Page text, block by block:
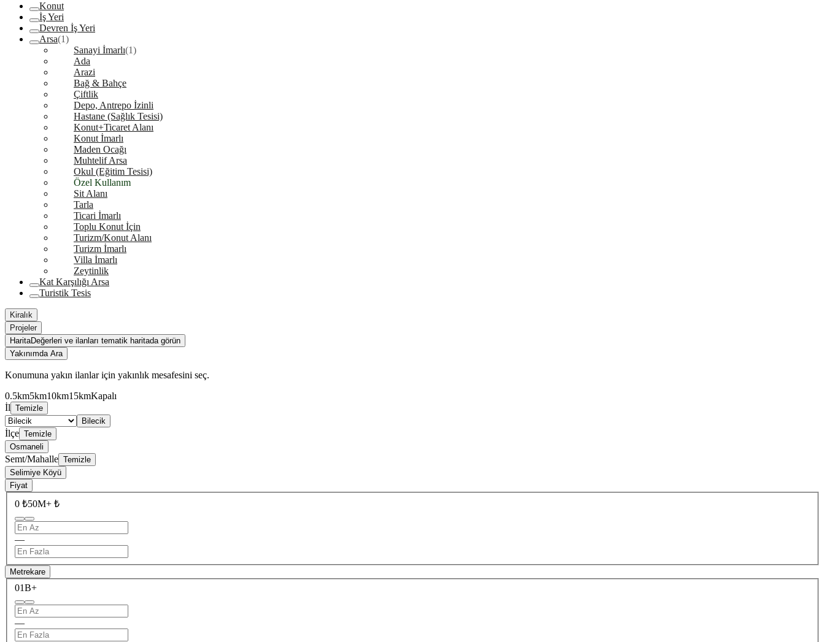
Konut
İş Yeri
Devren İş Yeri
Arsa(1)
Sanayi İmarlı(1)
Ada
Arazi
Bağ & Bahçe
Çiftlik
Depo, Antrepo İzinli
Hastane (Sağlık Tesisi)
Konut+Ticaret Alanı
Konut İmarlı
Maden Ocağı
Muhtelif Arsa
Okul (Eğitim Tesisi)
Özel Kullanım
Sit Alanı
Tarla
Ticari İmarlı
Toplu Konut İçin
Turizm/Konut Alanı
Turizm İmarlı
Villa İmarlı
Zeytinlik
Kat Karşılığı Arsa
Turistik Tesis
Kiralık
Projeler
HaritaDeğerleri ve ilanları tematik haritada görün
Yakınımda Ara
Konumuna yakın ilanlar için yakınlık mesafesini seç.
0.5km5km10km15kmKapalı
İl Temizle
Bilecik
İlçe Temizle
Osmaneli
Semt/Mahalle Temizle
Selimiye Köyü
Fiyat
0 ₺50M+ ₺
—
Metrekare
01B+
—